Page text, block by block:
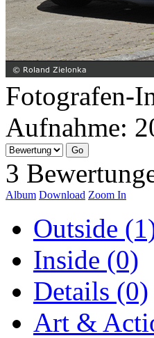
Fotografen-
Aufnahme:
3
Album Download Zoom In
Outside
Inside (0)
Details (0)
Art &